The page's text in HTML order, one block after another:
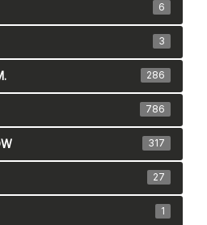
6
3
286
786
317
27
1